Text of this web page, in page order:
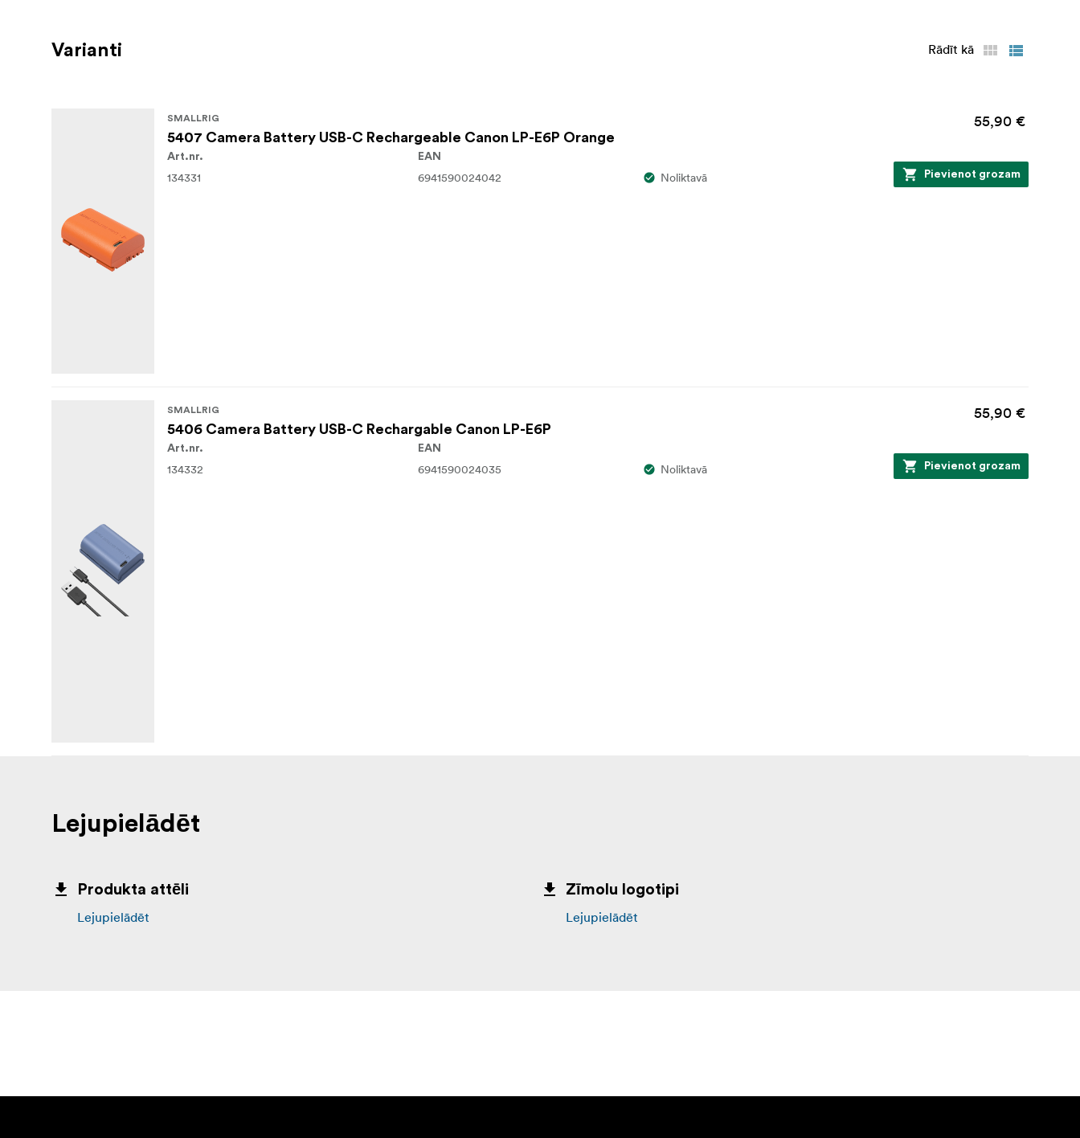
Uzīvotāja rokasgrāmata
Varianti Rādīt kā
SMALLRIG
5407 Camera Battery USB-C Rechargeable Canon LP-E6P Orange
55,90 €
Art.nr.
134331
EAN
6941590024042 Noliktavā Pievienot grozam
SMALLRIG
5406 Camera Battery USB-C Rechargable Canon LP-E6P
55,90 €
Art.nr.
134332
EAN
6941590024035 Noliktavā Pievienot grozam
Lejupielādēt
Produkta attēli
Lejupielādēt
Zīmolu logotipi
Lejupielādēt